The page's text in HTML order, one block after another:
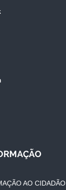
AO CIDADÃO